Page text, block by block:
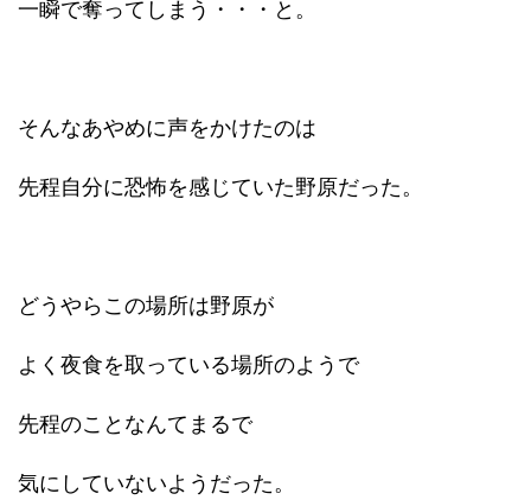
一瞬で奪ってしまう・・・と。
そんなあやめに声をかけたのは
先程自分に恐怖を感じていた野原だった。
どうやらこの場所は野原が
よく夜食を取っている場所のようで
先程のことなんてまるで
気にしていないようだった。